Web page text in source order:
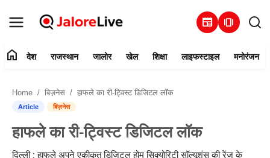
newspaper amp_stories
संपर्क करें
देश
home देश राजस्थान जालोर खेल शिक्षा लाइफस्टाइल मनोरंजन
Home बिज़नेस हाफले का री-ट्विस्ट डिजिटल लॉक
Article बिज़नेस
हाफले का री-ट्विस्ट डिजिटल लॉक
दिल्ली : हाफले अपने एकीकृत डिजिटल होम सिक्योरिटी सॉल्यूशंस की रेंज के